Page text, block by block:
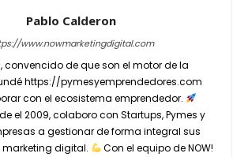
Pablo Calderon
www.nowmarketingdigital.com
convencido de que son el motor de la
https://pymesyemprendedores.com
con el ecosistema emprendedor.
el 2009, colaboro con Startups, Pymes y
a gestionar de forma integral sus
digital.
Con el equipo de NOW!